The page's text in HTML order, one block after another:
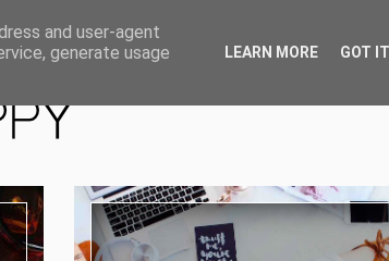
and user-agent
generate usage
LEARN MORE GOT IT